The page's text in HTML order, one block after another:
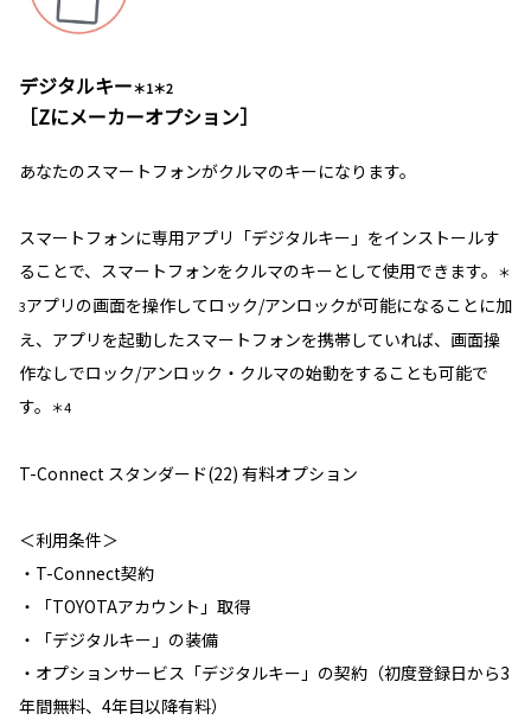
デジタルキー＊1＊2
［Zにメーカーオプション］
あなたのスマートフォンがクルマのキーになります。
スマートフォンに専用アプリ「デジタルキー」をインストールす
ることで、スマートフォンをクルマのキーとして使用できます。
＊
3アプリの画面を操作してロック/アンロックが可能になることに加
え、アプリを起動したスマートフォンを携帯していれば、画面操
作なしでロック/アンロック・クルマの始動をすることも可能で
す。
＊4
T-Connect スタンダード(22) 有料オプション
＜利用条件＞
・T-Connect契約
・「TOYOTAアカウント」取得
・「デジタルキー」の装備
・オプションサービス「デジタルキー」の契約（初度登録日から3
年間無料、4年目以降有料）